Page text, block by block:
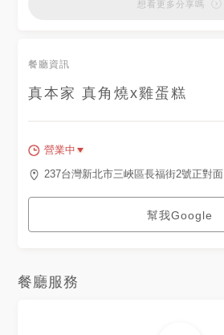
想看更多分享嗎
餐廳資訊
真本家 真角燒x雞蛋糕
營業中
237台灣新北市三峽區長福街2號正對面
幫我Google
餐廳服務